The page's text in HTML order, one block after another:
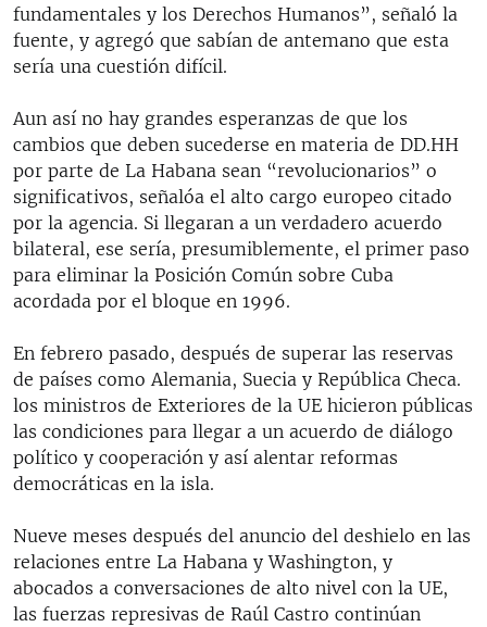
fundamentales y los Derechos Humanos”, señaló la
fuente, y agregó que sabían de antemano que esta
sería una cuestión difícil.
Aun así no hay grandes esperanzas de que los
cambios que deben sucederse en materia de DD.HH
por parte de La Habana sean “revolucionarios” o
significativos, señalóa el alto cargo europeo citado
por la agencia. Si llegaran a un verdadero acuerdo
bilateral, ese sería, presumiblemente, el primer paso
para eliminar la Posición Común sobre Cuba
acordada por el bloque en 1996.
En febrero pasado, después de superar las reservas
de países como Alemania, Suecia y República Checa.
los ministros de Exteriores de la UE hicieron públicas
las condiciones para llegar a un acuerdo de diálogo
político y cooperación y así alentar reformas
democráticas en la isla.
Nueve meses después del anuncio del deshielo en las
relaciones entre La Habana y Washington, y
abocados a conversaciones de alto nivel con la UE,
las fuerzas represivas de Raúl Castro continúan